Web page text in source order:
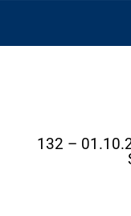
132 –